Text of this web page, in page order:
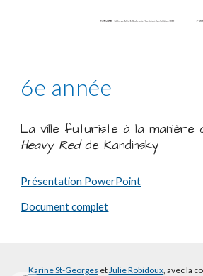
6e année
La ville futuriste à la manière
Heavy Redde Kandinsky
Présentation PowerPoint
Document complet
Karine St-Georges etJulie Robidoux, avec la